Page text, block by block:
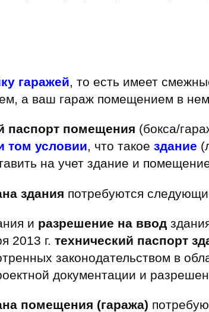
гаражей, то есть имеет
а ваш гараж помещением в
паспорт помещения (бокса/
том условии, что такое здание
на учет здание и
здания потребуются
и разрешение на ввод
2013 г. технический паспорт
законодательством в
документации и
помещения (гаража)